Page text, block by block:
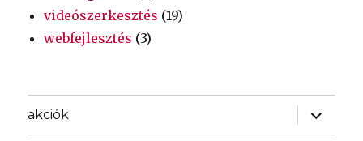
videószerkesztés (19)
webfejlesztés (3)
akciók
almenü